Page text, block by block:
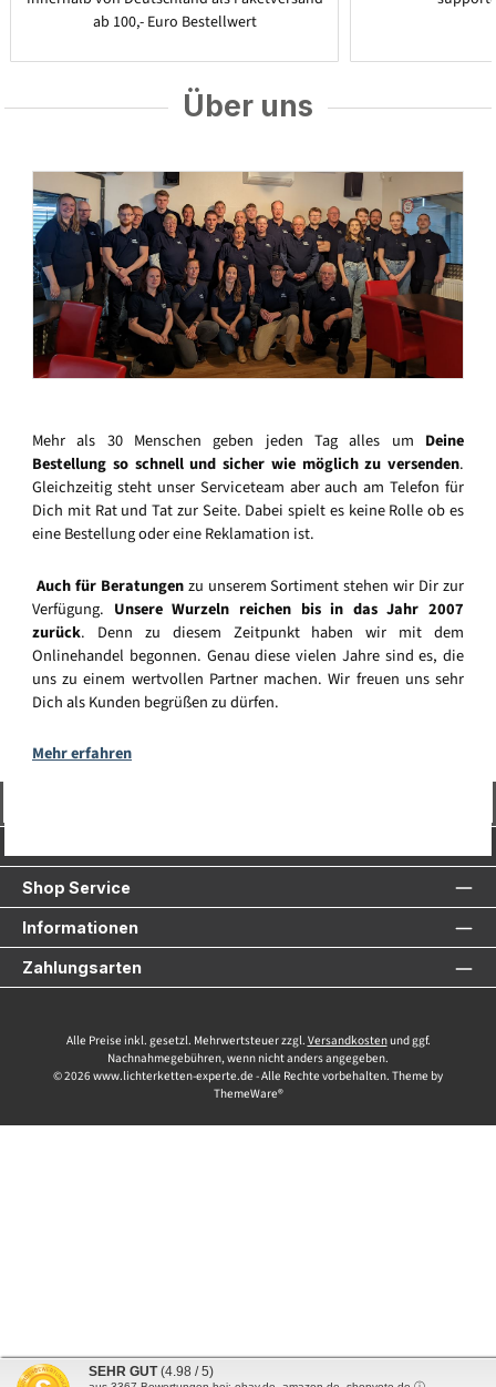
ab 100,- Euro Bestellwert
Über uns
Mehr als 30 Menschen geben jeden Tag alles um Deine
Bestellung so schnell und sicher wie möglich zu versenden.
Gleichzeitig steht unser Serviceteam aber auch am Telefon für
Dich mit Rat und Tat zur Seite. Dabei spielt es keine Rolle ob es
eine Bestellung oder eine Reklamation ist.
Auch für Beratungenzu unserem Sortiment stehen wir Dir zur
Verfügung. Unsere Wurzeln reichen bis in das Jahr 2007
zurück. Denn zu diesem Zeitpunkt haben wir mit dem
Onlinehandel begonnen. Genau diese vielen Jahre sind es, die
uns zu einem wertvollen Partner machen. Wir freuen uns sehr
Dich als Kunden begrüßen zu dürfen.
Mehr erfahren
Shop Service
Informationen
Zahlungsarten
Alle Preise inkl. gesetzl. Mehrwertsteuer zzgl. Versandkostenund ggf.
Nachnahmegebühren, wenn nicht anders angegeben.
© 2026 www.lichterketten-experte.de - Alle Rechte vorbehalten. Theme by
ThemeWare®
SEHR GUT (4.98 / 5)